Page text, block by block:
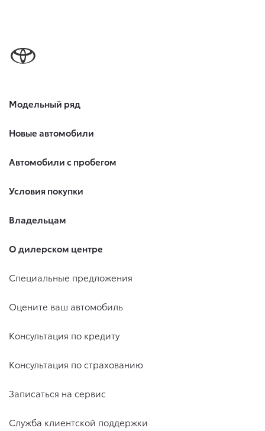
Модельный ряд
Новые автомобили
Автомобили с пробегом
Условия покупки
Владельцам
О дилерском центре
Специальные предложения
Оцените ваш автомобиль
Консультация по кредиту
Консультация по страхованию
Записаться на сервис
Служба клиентской поддержки